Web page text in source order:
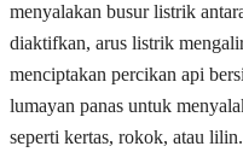
menyalakan busur listrik
diaktifkan, arus listrik
menciptakan percikan api
lumayan panas untuk
seperti kertas, rokok, atau